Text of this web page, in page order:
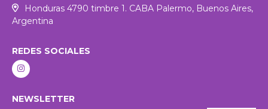
Honduras 4790 timbre 1. CABA Palermo, Buenos Aires,
Argentina
REDES SOCIALES
NEWSLETTER